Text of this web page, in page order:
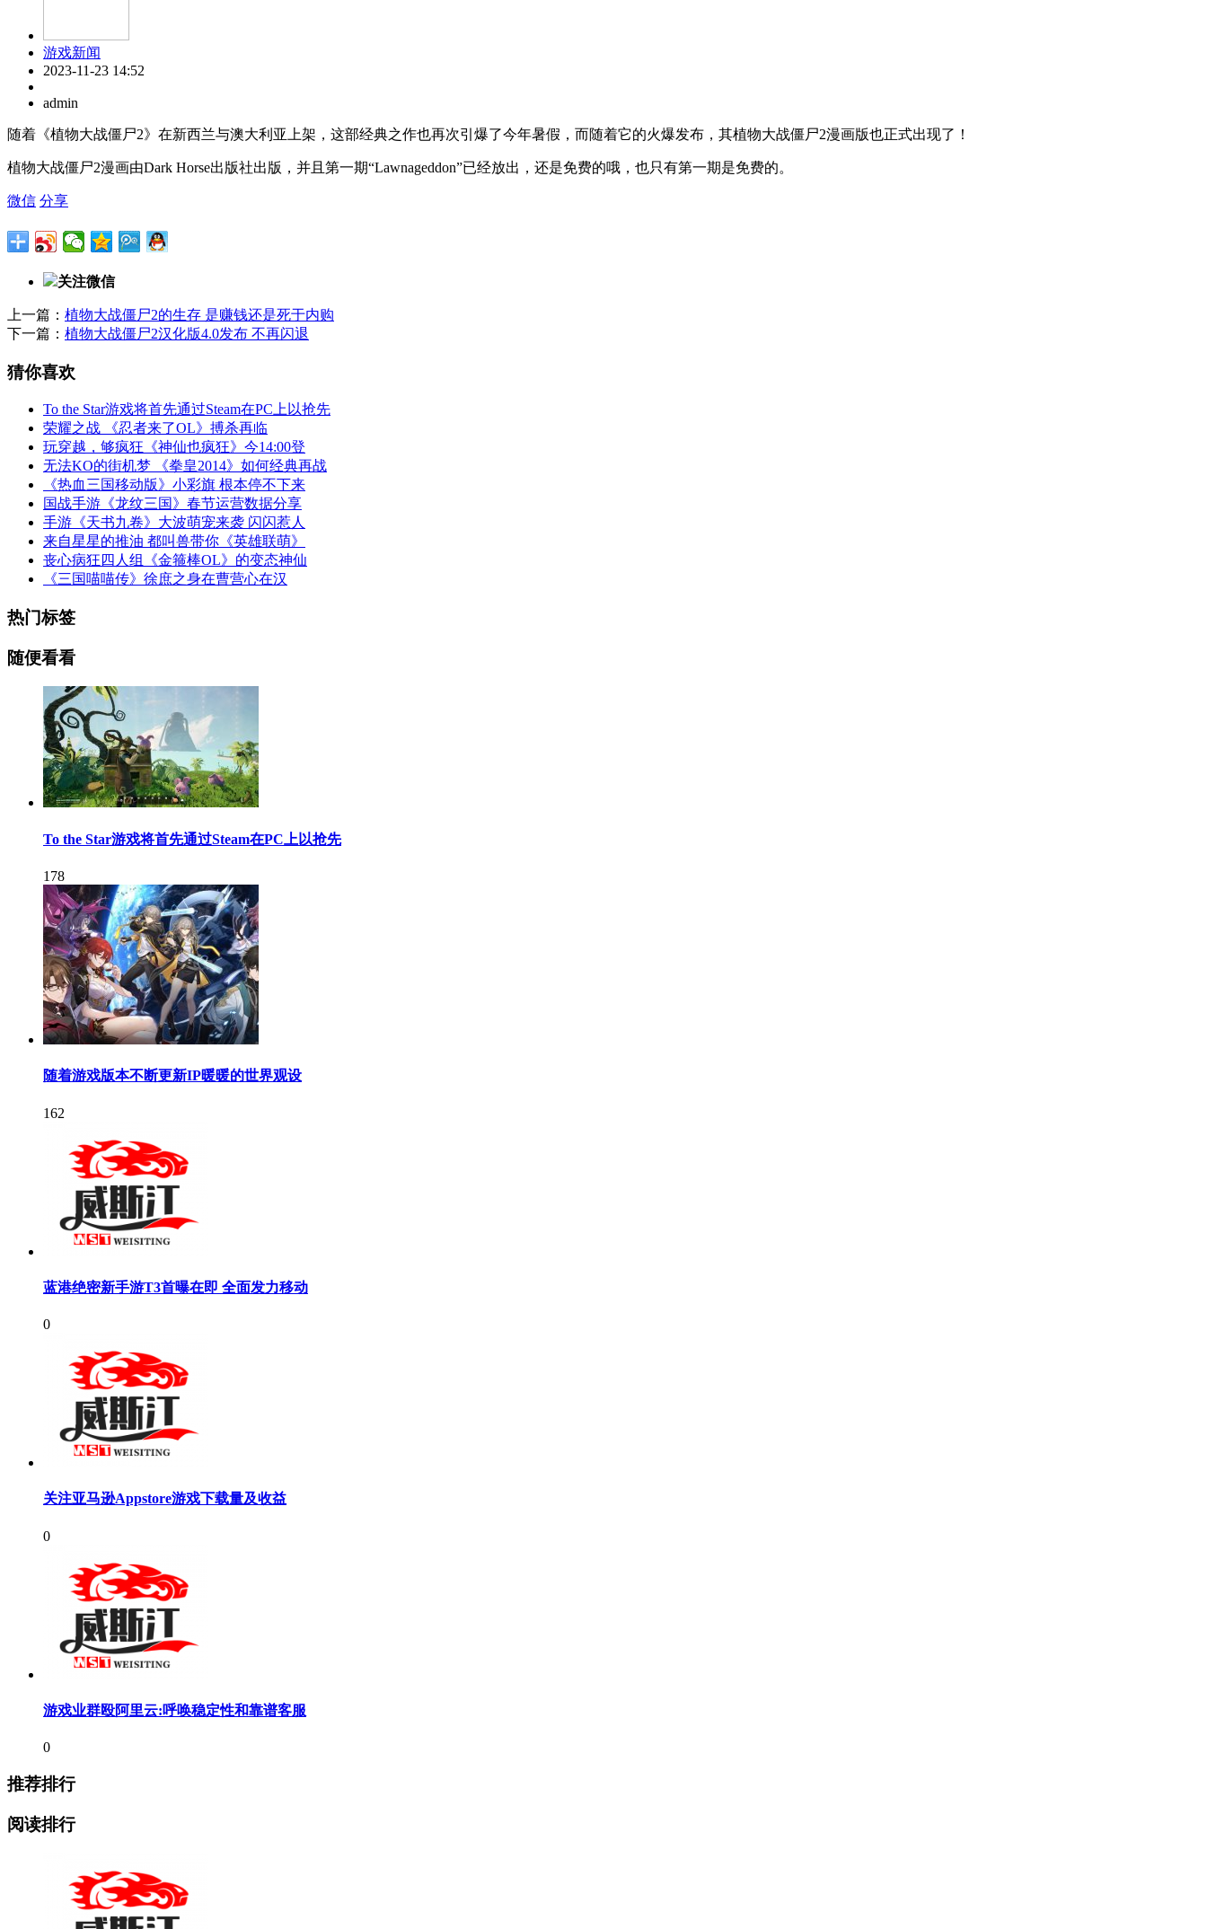
游戏新闻
2023-11-23 14:52
admin
随着《植物大战僵尸2》在新西兰与澳大利亚上架，这部经典之作也再次引爆了今年暑假，而随着它的火爆发布，其植物大战僵尸2漫画版也正式出现了！
植物大战僵尸2漫画由Dark Horse出版社出版，并且第一期“Lawnageddon”已经放出，还是免费的哦，也只有第一期是免费的。
微信 分享
关注微信
上一篇： 植物大战僵尸2的生存 是赚钱还是死于内购
下一篇： 植物大战僵尸2汉化版4.0发布 不再闪退
猜你喜欢
To the Star游戏将首先通过Steam在PC上以抢先
荣耀之战 《忍者来了OL》搏杀再临
玩穿越，够疯狂《神仙也疯狂》今14:00登
无法KO的街机梦 《拳皇2014》如何经典再战
《热血三国移动版》小彩旗 根本停不下来
国战手游《龙纹三国》春节运营数据分享
手游《天书九卷》大波萌宠来袭 闪闪惹人
来自星星的推油 都叫兽带你《英雄联萌》
丧心病狂四人组《金箍棒OL》的变态神仙
《三国喵喵传》徐庶之身在曹营心在汉
热门标签
随便看看
To the Star游戏将首先通过Steam在PC上以抢先
178
随着游戏版本不断更新IP暖暖的世界观设
162
蓝港绝密新手游T3首曝在即 全面发力移动
0
关注亚马逊Appstore游戏下载量及收益
0
游戏业群殴阿里云:呼唤稳定性和靠谱客服
0
推荐排行
阅读排行